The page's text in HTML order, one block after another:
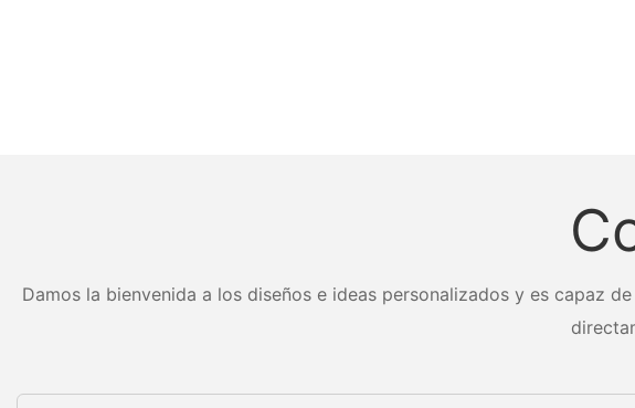
Damos la bienvenida a los diseños e ideas personalizados y es capaz